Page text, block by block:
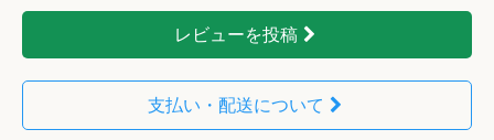
レビューを投稿
支払い・配送について